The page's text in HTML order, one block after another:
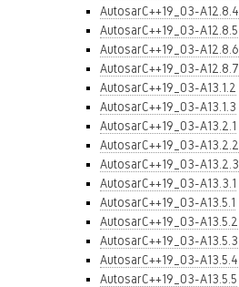
AutosarC++19_03-A12.8.4
AutosarC++19_03-A12.8.5
AutosarC++19_03-A12.8.6
AutosarC++19_03-A12.8.7
AutosarC++19_03-A13.1.2
AutosarC++19_03-A13.1.3
AutosarC++19_03-A13.2.1
AutosarC++19_03-A13.2.2
AutosarC++19_03-A13.2.3
AutosarC++19_03-A13.3.1
AutosarC++19_03-A13.5.1
AutosarC++19_03-A13.5.2
AutosarC++19_03-A13.5.3
AutosarC++19_03-A13.5.4
AutosarC++19_03-A13.5.5